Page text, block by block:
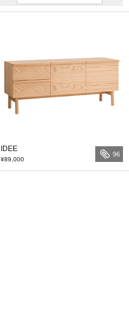
IDEE
¥89,000
96